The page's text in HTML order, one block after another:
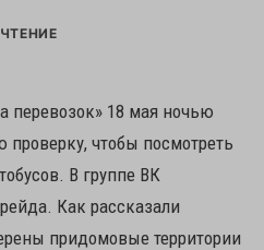
перевозок» 18 мая ночью
чтобы посмотреть
В группе ВК
Как рассказали
придомовые территории